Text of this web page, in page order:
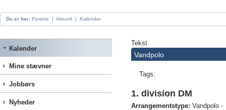
Du er her: Forside | Aktuelt | Kalender
Kalender
Mine stævner
Jobbørs
Nyheder
Tekst
Vandpolo
Tags:
1. division DM
Arrangementstype: Vandpolo -